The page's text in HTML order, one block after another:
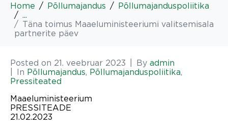
Home Põllumajandus
Põllumajanduspoliitika
...
Täna toimus Maaeluministeeriumi valitsemisala
partnerite päev
Posted on 21. veebruar 2023 By admin
In Põllumajandus, Põllumajanduspoliitika,
Pressiteated
Maaeluministeerium
PRESSITEADE
21.02.2023